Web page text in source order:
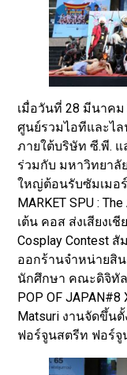
เมื่อวันที่ 28 มีนาคม
ศูนย์รวมไอทีและไ
ภายใต้บริษัท ซี.พี. แ
ร่วมกับ มหาวิทยาลั
ใหญ่ต้อนรับซัมเมอร์
MARKET SPU :
เต้น คอส ส่งเสียงเ
Cosplay Contest
ออกร้านจำหน่ายสิ
นักศึกษา คณะดิจิทั
POP OF JAPAN#8
Matsuri งานจัดขึ้น
ฟอร์จูนสตรีท ฟอร์